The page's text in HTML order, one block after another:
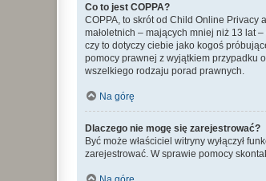
Co to jest COPPA?
COPPA, to skrót od Child Online Privacy
małoletnich – mających mniej niż 13 lat
czy to dotyczy ciebie jako kogoś
pomocy prawnej z wyjątkiem przypadku
wszelkiego rodzaju porad prawnych.
Na górę
Dlaczego nie mogę się zarejestrować?
Być może właściciel witryny wyłączył
zarejestrować. W sprawie pomocy